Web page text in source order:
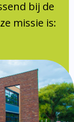
bij de
missie is: